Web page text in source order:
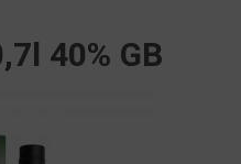
40% GB